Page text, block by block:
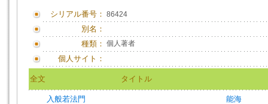
シリアル番号： 86424
別名：
種類： 個人著者
個人サイト：
全文 タイトル
入般若法門 能海